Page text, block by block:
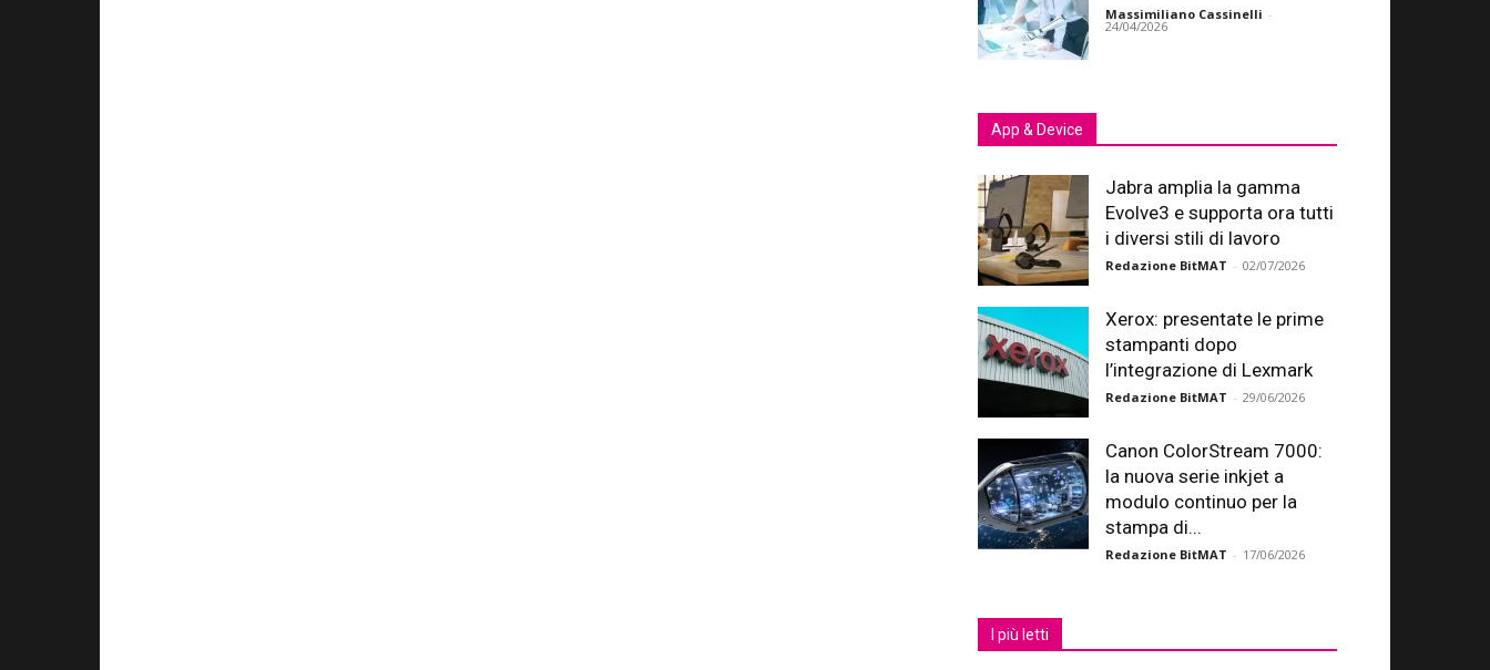
Massimiliano Cassinelli -
24/04/2026
App & Device
Jabra amplia la gamma
Evolve3 e supporta ora tutti
i diversi stili di lavoro
Redazione BitMAT - 02/07/2026
Xerox: presentate le prime
stampanti dopo
l’integrazione di Lexmark
Redazione BitMAT - 29/06/2026
Canon ColorStream 7000:
la nuova serie inkjet a
modulo continuo per la
stampa di...
Redazione BitMAT - 17/06/2026
I più letti